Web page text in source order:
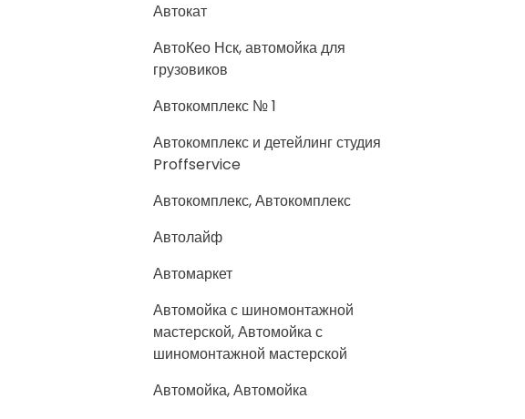
Автокат
АвтоКео Нск, автомойка для
грузовиков
Автокомплекс № 1
Автокомплекс и детейлинг студия
Proffservice
Автокомплекс, Автокомплекс
Автолайф
Автомаркет
Автомойка с шиномонтажной
мастерской, Автомойка с
шиномонтажной мастерской
Автомойка, Автомойка